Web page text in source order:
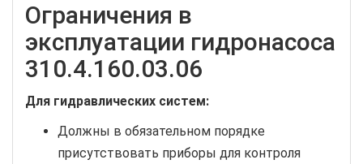
Ограничения в
эксплуатации гидронасоса
310.4.160.03.06
Для гидравлических систем:
Должны в обязательном порядке
присутствовать приборы для контроля